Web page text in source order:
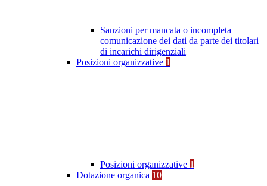
Sanzioni per mancata o incompleta
comunicazione dei dati da parte dei titolari
di incarichi dirigenziali
Posizioni organizzative 1
Posizioni organizzative 1
Dotazione organica 10